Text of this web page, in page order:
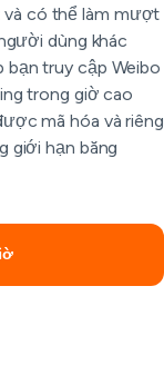
có thể làm mượt
dùng khác
bạn truy cập Weibo
trong giờ cao
mã hóa và riêng
giới hạn băng